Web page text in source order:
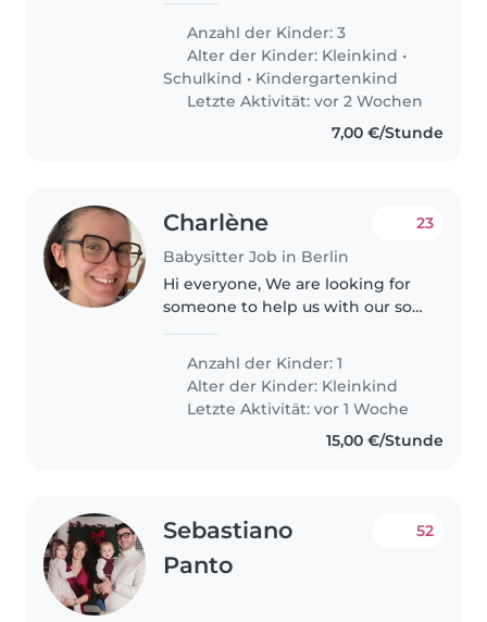
drei lebhaften Kinder im Alter
von 1 bis 8 Jahren. Sie sollten
gerne kochen, leichte
Hausaufgabenbetreuung..
Anzahl der Kinder: 3
Alter der Kinder: Kleinkind •
Schulkind • Kindergartenkind
Letzte Aktivität: vor 2 Wochen
7,00 €/Stunde
Charlène
Babysitter Job in Berlin
23
Hi everyone, We are looking for
someone to help us with our son
include pickup as his kita as well
as giving him dinner before..
Anzahl der Kinder: 1
Alter der Kinder: Kleinkind
Letzte Aktivität: vor 1 Woche
15,00 €/Stunde
Sebastiano
Panto
52